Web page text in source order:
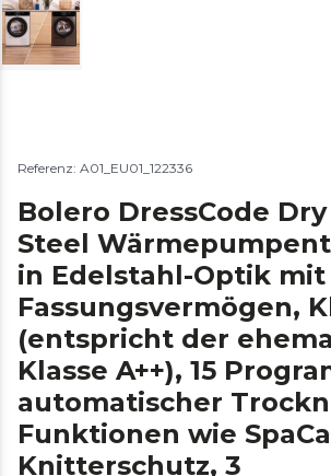
Referenz: A01_EU01_122336
Bolero DressCode Dry
Steel
in Edelstahl-Optik mit
Fassungsvermögen,
(entspricht der
Klasse A++), 15
automatischer
Funktionen wie
Knitterschutz, 3